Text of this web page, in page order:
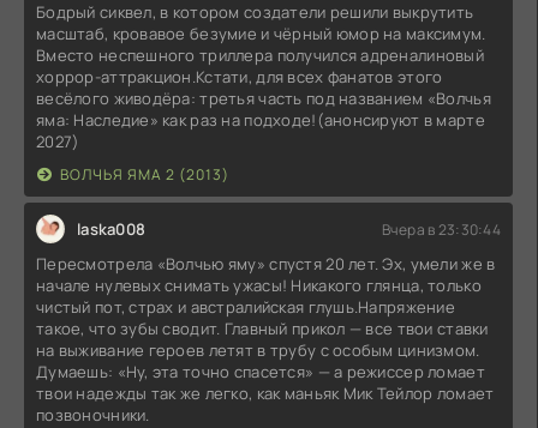
Бодрый сиквел, в котором создатели решили выкрутить
масштаб, кровавое безумие и чёрный юмор на максимум.
Вместо неспешного триллера получился адреналиновый
хоррор-аттракцион.Кстати, для всех фанатов этого
весёлого живодёра: третья часть под названием «Волчья
яма: Наследие» как раз на подходе!(анонсируют в марте
2027)
ВОЛЧЬЯ ЯМА 2 (2013)
laska008 Вчера в 23:30:44
Пересмотрела «Волчью яму» спустя 20 лет. Эх, умели же в
начале нулевых снимать ужасы! Никакого глянца, только
чистый пот, страх и австралийская глушь.Напряжение
такое, что зубы сводит. Главный прикол — все твои ставки
на выживание героев летят в трубу с особым цинизмом.
Думаешь: «Ну, эта точно спасется» — а режиссер ломает
твои надежды так же легко, как маньяк Мик Тейлор ломает
позвоночники.